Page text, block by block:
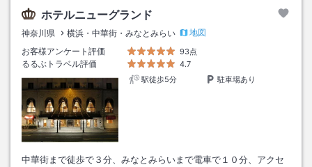
ホテルニューグランド
神奈川県 横浜・中華街・みなとみらい
地図
お客様アンケート評価
93点
るるぶトラベル評価
4.7
駅徒歩5分
駐車場あり
中華街まで徒歩で３分、みなとみらいまで電車で１０分、アクセ